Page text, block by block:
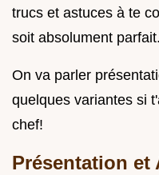
trucs et astuces à te
soit absolument parfait.
On va parler
quelques variantes si
chef!
Présentation et